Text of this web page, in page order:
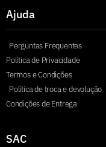
Ajuda
Perguntas Frequentes
Política de Privacidade
Termos e Condições
Política de troca e devolução
Condições de Entrega
SAC